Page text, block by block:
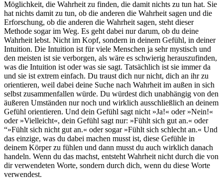
Möglichkeit, die Wahrheit zu finden, die damit nichts zu tun hat. Sie
hat nichts damit zu tun, ob die anderen die Wahrheit sagen und die
Erforschung, ob die anderen die Wahrheit sagen, steht dieser
Methode sogar im Weg. Es geht dabei nur darum, ob du deine
Wahrheit lebst. Nicht im Kopf, sondern in deinem Gefühl, in deiner
Intuition. Die Intuition ist für viele Menschen ja sehr mystisch und
den meisten ist sie verborgen, als wäre es schwierig herauszufinden,
was die Intuition ist oder was sie sagt. Tatsächlich ist sie immer da
und sie ist extrem einfach. Du traust dich nur nicht, dich an ihr zu
orientieren, weil dabei deine Suche nach Wahrheit im außen in sich
selbst zusammenfallen würde. Du würdest dich unabhängig von den
äußeren Umständen nur noch und wirklich ausschließlich an deinem
Gefühl orientieren. Und dein Gefühl sagt nicht »Ja!« oder »Nein!«
oder »Vielleicht«, dein Gefühl sagt nur: »Fühlt sich gut an.« oder
“»Fühlt sich nicht gut an.« oder sogar »Fühlt sich schlecht an.« Und
das einzige, was du dabei machen musst ist, diese Gefühle in
deinem Körper zu fühlen und dann musst du auch wirklich danach
handeln. Wenn du das machst, entsteht Wahrheit nicht durch die von
dir verwendeten Worte, sondern durch dich, wenn du diese Worte
verwendest.